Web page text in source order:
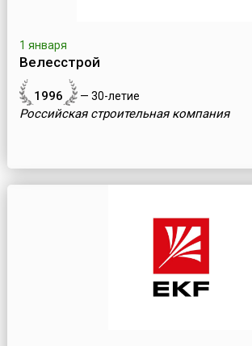
1 января
Велесстрой
1996 — 30-летие
Российская строительная компания